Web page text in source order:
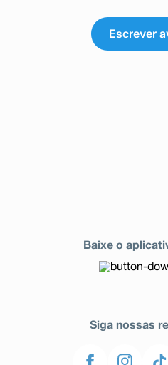
Escrever
Baixe o
Siga nossas